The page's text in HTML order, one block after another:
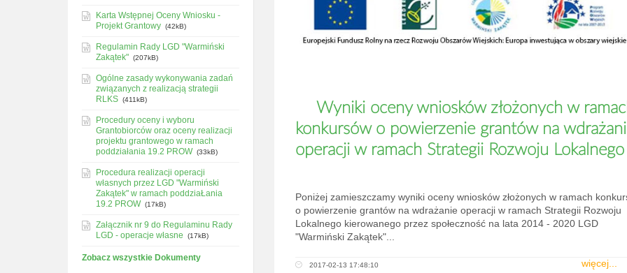
Wyniki oceny wniosków złożonych w
konkursów o powierzenie grantów na
operacji w ramach Strategii Rozwoju Lokalnego
Poniżej zamieszczamy wyniki oceny wniosków złożonych w ramach
o powierzenie grantów na wdrażanie operacji w ramach Strategii Rozwoju
Lokalnego kierowanego przez społeczność na lata 2014 - 2020 LGD
"Warmiński Zakątek"...
więcej...
2017-02-13 17:48:10
Karta Wstępnej Oceny Wniosku -
Projekt Grantowy (42kB)
Regulamin Rady LGD "Warmiński
Zakątek" (207kB)
Ogólne zasady wykonywania zadań
związanych z realizacją strategii
RLKS (411kB)
Procedury oceny i wyboru
Grantobiorców oraz oceny realizacji
projektu grantowego w ramach
poddziałania 19.2 PROW (33kB)
Procedura realizacji operacji
własnych przez LGD "Warmiński
Zakątek" w ramach poddziaŁania
19.2 PROW (17kB)
Załącznik nr 9 do Regulaminu Rady
LGD - operacje własne
(17kB)
Zobacz wszystkie Dokumenty